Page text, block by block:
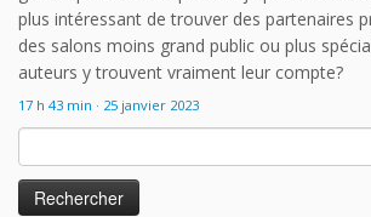
plus intéressant de trouver des partenaires
des salons moins grand public ou plus
auteurs y trouvent vraiment leur compte?
17 h 43 min · 25 janvier 2023
Rechercher :